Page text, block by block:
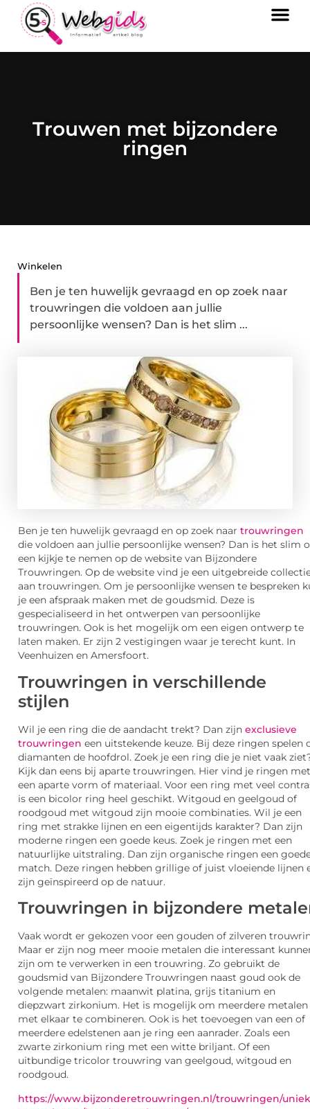
Trouwen met bijzondere
ringen
Winkelen
Ben je ten huwelijk gevraagd en op zoek naar
trouwringen die voldoen aan jullie
persoonlijke wensen? Dan is het slim ...
Ben je ten huwelijk gevraagd en op zoek naar trouwringen
die voldoen aan jullie persoonlijke wensen? Dan is het slim
een kijkje te nemen op de website van Bijzondere
Trouwringen. Op de website vind je een uitgebreide
aan trouwringen. Om je persoonlijke wensen te bespreken
je een afspraak maken met de goudsmid. Deze is
gespecialiseerd in het ontwerpen van persoonlijke
trouwringen. Ook is het mogelijk om een eigen ontwerp te
laten maken. Er zijn 2 vestigingen waar je terecht kunt. In
Veenhuizen en Amersfoort.
Trouwringen in verschillende
stijlen
Wil je een ring die de aandacht trekt? Dan zijn exclusieve
trouwringen een uitstekende keuze. Bij deze ringen spelen
diamanten de hoofdrol. Zoek je een ring die je niet vaak
Kijk dan eens bij aparte trouwringen. Hier vind je ringen met
een aparte vorm of materiaal. Voor een ring met veel
is een bicolor ring heel geschikt. Witgoud en geelgoud of
roodgoud met witgoud zijn mooie combinaties. Wil je een
ring met strakke lijnen en een eigentijds karakter? Dan zijn
moderne ringen een goede keus. Zoek je ringen met een
natuurlijke uitstraling. Dan zijn organische ringen een
match. Deze ringen hebben grillige of juist vloeiende lijnen
zijn geïnspireerd op de natuur.
Trouwringen in bijzondere
Vaak wordt er gekozen voor een gouden of zilveren
Maar er zijn nog meer mooie metalen die interessant
zijn om te verwerken in een trouwring. Zo gebruikt de
goudsmid van Bijzondere Trouwringen naast goud ook de
volgende metalen: maanwit platina, grijs titanium en
diepzwart zirkonium. Het is mogelijk om meerdere metalen
met elkaar te combineren. Ook is het toevoegen van een of
meerdere edelstenen aan je ring een aanrader. Zoals een
zwarte zirkonium ring met een witte briljant. Of een
uitbundige tricolor trouwring van geelgoud, witgoud en
roodgoud.
https://www.bijzonderetrouwringen.nl/trouwringen/